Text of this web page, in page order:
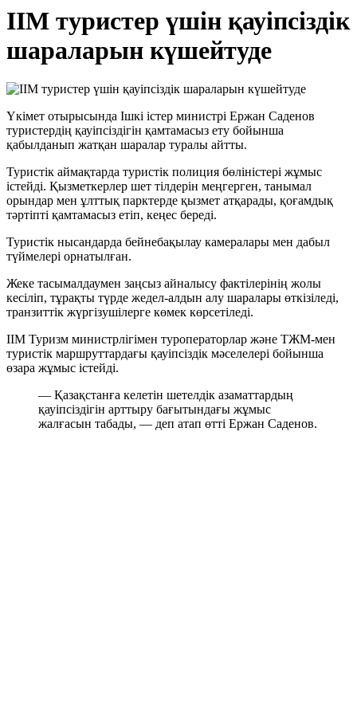
ІІМ туристер үшін қауіпсіздік
шараларын күшейтуде
Үкімет отырысында Ішкі істер министрі Ержан Саденов
туристердің қауіпсіздігін қамтамасыз ету бойынша
қабылданып жатқан шаралар туралы айтты.
Туристік аймақтарда туристік полиция бөліністері жұмыс
істейді. Қызметкерлер шет тілдерін меңгерген, танымал
орындар мен ұлттық парктерде қызмет атқарады, қоғамдық
тәртіпті қамтамасыз етіп, кеңес береді.
Туристік нысандарда бейнебақылау камералары мен дабыл
түймелері орнатылған.
Жеке тасымалдаумен заңсыз айналысу фактілерінің жолы
кесіліп, тұрақты түрде жедел-алдын алу шаралары өткізіледі,
транзиттік жүргізушілерге көмек көрсетіледі.
ІІМ Туризм министрлігімен туроператорлар және ТЖМ-мен
туристік маршруттардағы қауіпсіздік мәселелері бойынша
өзара жұмыс істейді.
— Қазақстанға келетін шетелдік азаматтардың
қауіпсіздігін арттыру бағытындағы жұмыс
жалғасын табады, — деп атап өтті Ержан Саденов.